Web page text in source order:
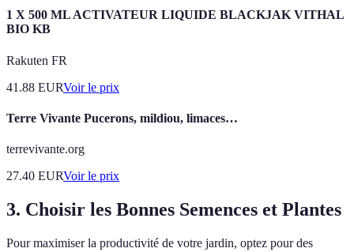
1 X 500 ML ACTIVATEUR LIQUIDE BLACKJAK VITHAL
BIO KB
Rakuten FR
41.88 EURVoir le prix
Terre Vivante Pucerons, mildiou, limaces…
terrevivante.org
27.40 EURVoir le prix
3. Choisir les Bonnes Semences et Plantes
Pour maximiser la productivité de votre jardin, optez pour des